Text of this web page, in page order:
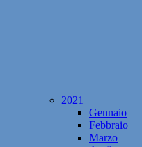
2021
Gennaio
Febbraio
Marzo